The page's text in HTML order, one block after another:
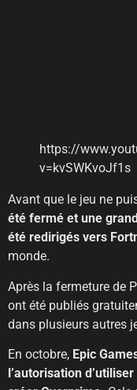
https://
v=kvSWKvoJf1s
Avant que le jeu ne
été fermé et une
été redirigés vers
monde.
Après la fermeture de
ont été publiés
dans plusieurs autres
En octobre, Epic
l’autorisation